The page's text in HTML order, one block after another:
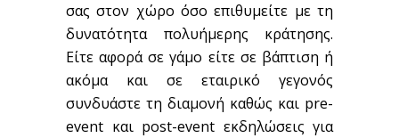
σας στον χώρο όσο επιθυμείτε με τη
δυνατότητα πολυήμερης κράτησης.
Είτε αφορά σε γάμο είτε σε βάπτιση ή
ακόμα και σε εταιρικό γεγονός
συνδυάστε τη διαμονή καθώς και pre-
event και post-event εκδηλώσεις για